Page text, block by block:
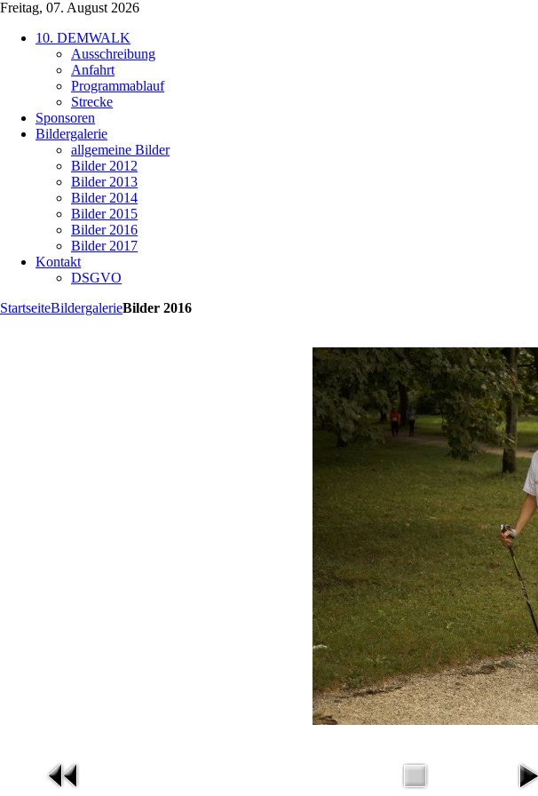
Freitag, 07. August 2026
10. DEMWALK
Ausschreibung
Anfahrt
Programmablauf
Strecke
Sponsoren
Bildergalerie
allgemeine Bilder
Bilder 2012
Bilder 2013
Bilder 2014
Bilder 2015
Bilder 2016
Bilder 2017
Kontakt
DSGVO
StartseiteBildergalerieBilder 2016